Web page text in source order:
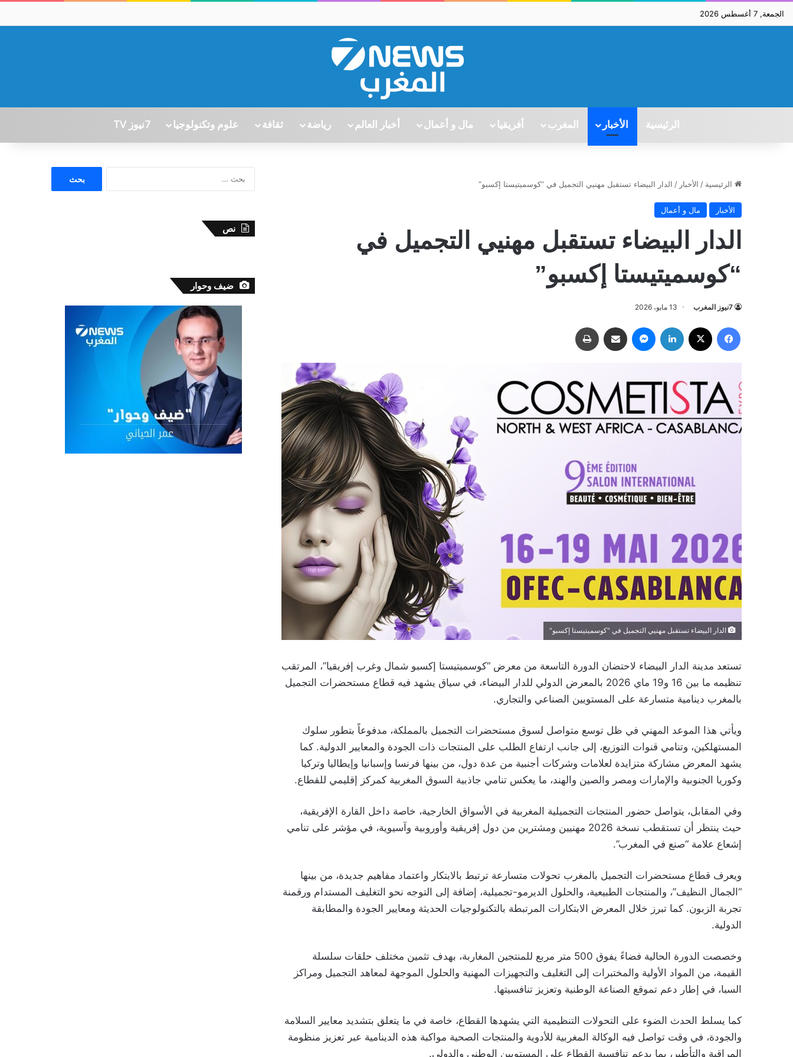
الجمعة, 7 أغسطس 2026
الرئيسية الأخبار المغرب أفريقيا مال و أعمال أخبار العالم رياضة ثقافة علوم وتكنولوجيا 7نيوز TV
الرئيسية / الأخبار / الدار البيضاء تستقبل مهنيي التجميل في “كوسميتيستا إكسبو”
الأخبار مال و أعمال
الدار البيضاء تستقبل مهنيي التجميل في
“كوسميتيستا إكسبو”
7نيوز المغرب 13 مايو، 2026
الدار البيضاء تستقبل مهنيي التجميل في "كوسميتيستا إكسبو"
تستعد مدينة الدار البيضاء لاحتضان الدورة التاسعة من معرض “كوسميتيستا إكسبو شمال وغرب إفريقيا”، المرتقب
تنظيمه ما بين 16 و19 ماي 2026 بالمعرض الدولي للدار البيضاء، في سياق يشهد فيه قطاع مستحضرات التجميل
بالمغرب دينامية متسارعة على المستويين الصناعي والتجاري.
ويأتي هذا الموعد المهني في ظل توسع متواصل لسوق مستحضرات التجميل بالمملكة، مدفوعاً بتطور سلوك
المستهلكين، وتنامي قنوات التوزيع، إلى جانب ارتفاع الطلب على المنتجات ذات الجودة والمعايير الدولية. كما
يشهد المعرض مشاركة متزايدة لعلامات وشركات أجنبية من عدة دول، من بينها فرنسا وإسبانيا وإيطاليا وتركيا
وكوريا الجنوبية والإمارات ومصر والصين والهند، ما يعكس تنامي جاذبية السوق المغربية كمركز إقليمي للقطاع.
وفي المقابل، يتواصل حضور المنتجات التجميلية المغربية في الأسواق الخارجية، خاصة داخل القارة الإفريقية،
حيث ينتظر أن تستقطب نسخة 2026 مهنيين ومشترين من دول إفريقية وأوروبية وآسيوية، في مؤشر على تنامي
إشعاع علامة “صنع في المغرب”.
ويعرف قطاع مستحضرات التجميل بالمغرب تحولات متسارعة ترتبط بالابتكار واعتماد مفاهيم جديدة، من بينها
“الجمال النظيف”، والمنتجات الطبيعية، والحلول الديرمو-تجميلية، إضافة إلى التوجه نحو التغليف المستدام ورقمنة
تجربة الزبون. كما تبرز خلال المعرض الابتكارات المرتبطة بالتكنولوجيات الحديثة ومعايير الجودة والمطابقة
الدولية.
وخصصت الدورة الحالية فضاءً يفوق 500 متر مربع للمنتجين المغاربة، بهدف تثمين مختلف حلقات سلسلة
القيمة، من المواد الأولية والمختبرات إلى التغليف والتجهيزات المهنية والحلول الموجهة لمعاهد التجميل ومراكز
السبا، في إطار دعم تموقع الصناعة الوطنية وتعزيز تنافسيتها.
كما يسلط الحدث الضوء على التحولات التنظيمية التي يشهدها القطاع، خاصة في ما يتعلق بتشديد معايير السلامة
والجودة، في وقت تواصل فيه الوكالة المغربية للأدوية والمنتجات الصحية مواكبة هذه الدينامية عبر تعزيز منظومة
المراقبة والتأطير، بما يدعم تنافسية القطاع على المستويين الوطني والدولي.
نص
ضيف وحوار